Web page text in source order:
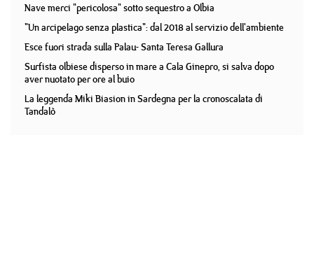
Nave merci "pericolosa" sotto sequestro a Olbia
"Un arcipelago senza plastica": dal 2018 al servizio dell'ambiente
Esce fuori strada sulla Palau- Santa Teresa Gallura
Surfista olbiese disperso in mare a Cala Ginepro, si salva dopo
aver nuotato per ore al buio
La leggenda Miki Biasion in Sardegna per la cronoscalata di
Tandalò